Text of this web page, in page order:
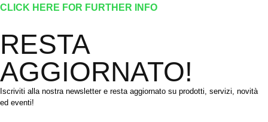
CLICK HERE FOR FURTHER INFO
RESTA
AGGIORNATO!
Iscriviti alla nostra newsletter e resta aggiornato su prodotti, servizi, novità
ed eventi!